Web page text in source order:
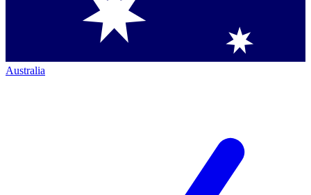
Australia